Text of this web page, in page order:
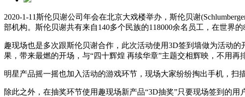
2020-1-11斯伦贝谢公司年会在北京大戏楼举办，斯伦贝谢
部机构。斯伦贝谢共有来自140多个民族的118000余名员工，在世界的
趣现场也是多次跟斯伦贝谢合作，此次活动使用3D签到墙做为活动
果，带来最燃的开场，与“四十辉煌 再续华章”主题交相辉映，不用
明星产品摇一摇也加入活动的游戏环节，现场大家纷纷掏出手机，
除此之外，在抽奖环节使用趣现场新产品“3D抽奖”只要现场签到的